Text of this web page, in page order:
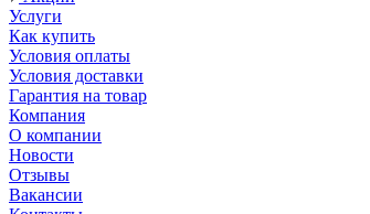
Услуги
Как купить
Условия оплаты
Условия доставки
Гарантия на товар
Компания
О компании
Новости
Отзывы
Вакансии